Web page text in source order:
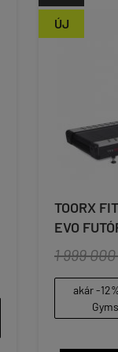
ÚJ
TOORX
EVO
1 999
akár -